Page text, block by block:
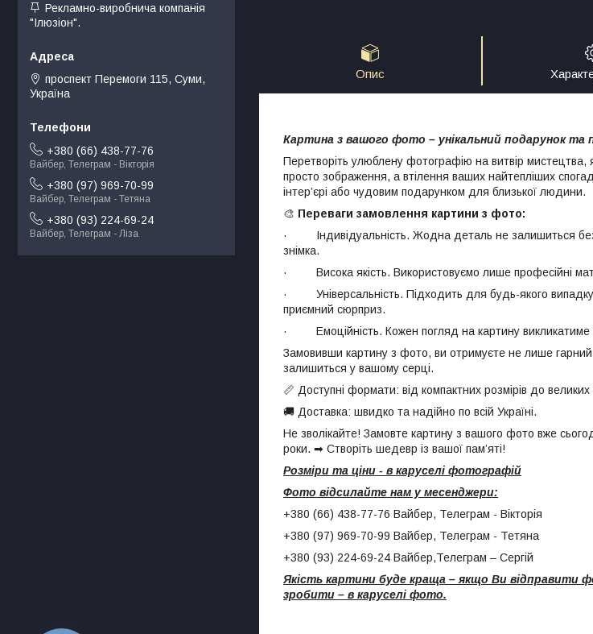
Опис
Картина з вашого фото – унікальний подарунок та
Перетворіть улюблену фотографію на витвір
просто зображення, а втілення ваших найтепліших
інтер’єрі або чудовим подарунком для близької людини.
🎨 Переваги замовлення картини з фото:
· Індивідуальність. Жодна деталь не залишиться без
знімка.
· Висока якість. Використовуємо лише професійні
· Універсальність. Підходить для будь-якого
приємний сюрприз.
· Емоційність. Кожен погляд на картину викликатиме
Замовивши картину з фото, ви отримуєте не лише
залишиться у вашому серці.
📏 Доступні формати: від компактних розмірів до
🚚 Доставка: швидко та надійно по всій Україні.
Не зволікайте! Замовте картину з вашого фото вже
роки. ➡ Створіть шедевр із вашої пам’яті!
Розміри та ціни - в каруселі фотографій
Фото відсилайте нам у месенджери:
+380 (66) 438-77-76 Вайбер, Телеграм - Вікторія
+380 (97) 969-70-99 Вайбер, Телеграм - Тетяна
+380 (93) 224-69-24 Вайбер,Телеграм – Сергій
Якість картини буде краща – якщо Ви відправити
зробити – в каруселі фото.
Рекламно-виробнича компанія
"Ілюзіон".
проспект Перемоги 115, Суми,
Україна
+380 (66) 438-77-76
Вайбер, Телеграм - Вікторія
+380 (97) 969-70-99
Вайбер, Телеграм - Тетяна
+380 (93) 224-69-24
Вайбер, Телеграм - Ліза